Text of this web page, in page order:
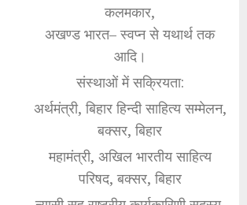
कलमकार,
अखण्ड भारत– स्वप्न से यथार्थ तक
आदि।
संस्थाओं में सक्रियता:
अर्थमंत्री, बिहार हिन्दी साहित्य सम्मेलन,
बक्सर, बिहार
महामंत्री, अखिल भारतीय साहित्य
परिषद, बक्सर, बिहार